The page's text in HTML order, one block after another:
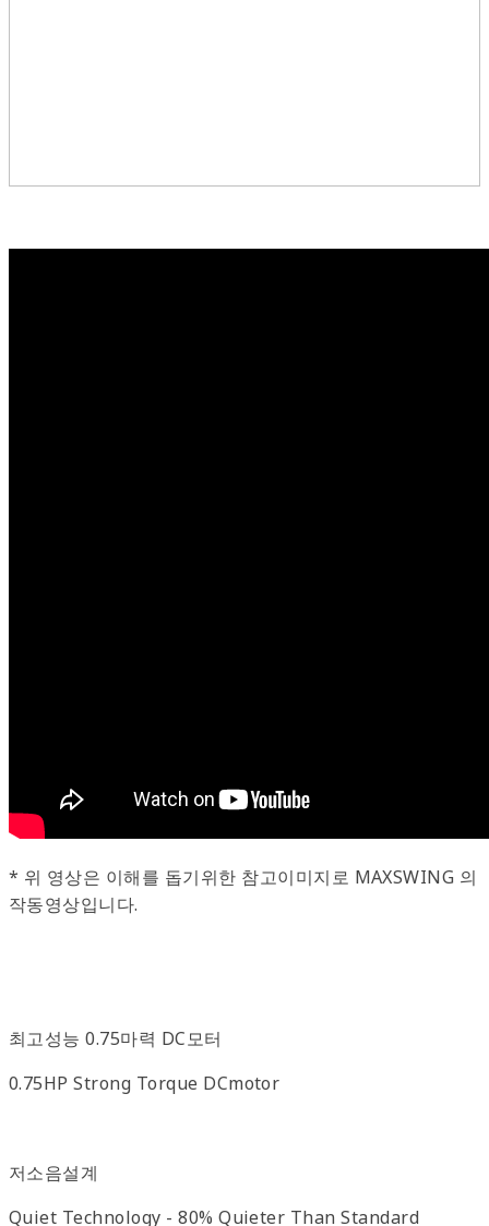
* 위 영상은 이해를 돕기위한 참고이미지로 MAXSWING 의
작동영상입니다.
최고성능 0.75마력 DC모터
0.75HP Strong Torque DCmotor
저소음설계
Quiet Technology - 80% Quieter Than Standard